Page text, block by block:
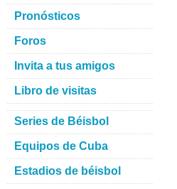
Pronósticos
Foros
Invita a tus amigos
Libro de visitas
Series de Béisbol
Equipos de Cuba
Estadios de béisbol